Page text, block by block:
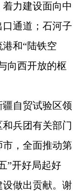
力建设面向中
通道；石河子
和“陆铁空
向西开放的枢
自贸试验区领
兵团有关部门
，全面推动第
”开好局起好
做出贡献。谢